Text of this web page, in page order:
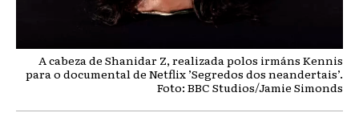
A cabeza de Shanidar Z, realizada polos irmáns Kennis
para o documental de Netflix ’Segredos dos neandertais’.
Foto: BBC Studios/Jamie Simonds